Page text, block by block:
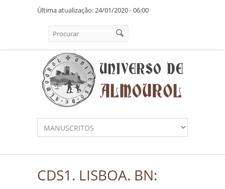
Pasar al contenido principal
Última atualização: 24/01/2020 - 06:00
Formulario de búsqueda
Procurar
CDS1. LISBOA. BN: